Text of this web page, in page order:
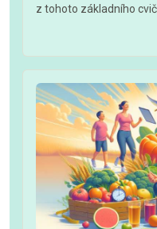
z tohoto základního